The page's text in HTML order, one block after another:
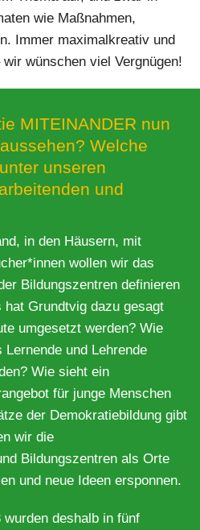
wie Maßnahmen,
Immer maximalkreativ und
wünschen viel Vergnügen!
MITEINANDER nun
Welche
unseren
und
in den Häusern, mit
wollen wir das
Bildungszentren definieren
hat Grundtvig dazu gesagt
umgesetzt werden? Wie
und Lehrende
Wie sieht ein
für junge Menschen
der Demokratiebildung gibt
wir die
Bildungszentren als Orte
und neue Ideen ersponnen.
deshalb in fünf